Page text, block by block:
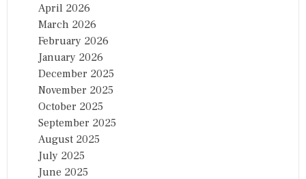
April 2026
March 2026
February 2026
January 2026
December 2025
November 2025
October 2025
September 2025
August 2025
July 2025
June 2025